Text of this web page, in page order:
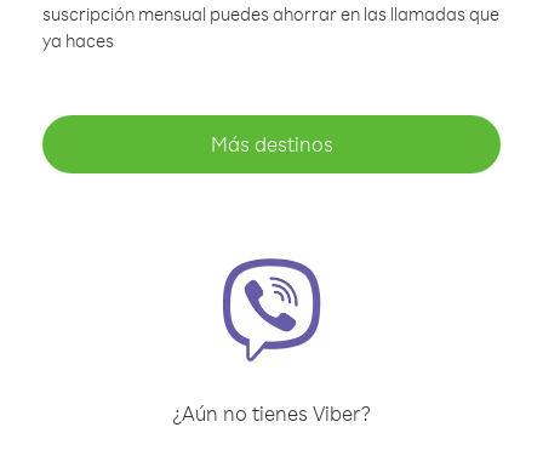
suscripción mensual puedes ahorrar en las llamadas que
ya haces
Más destinos
¿Aún no tienes Viber?